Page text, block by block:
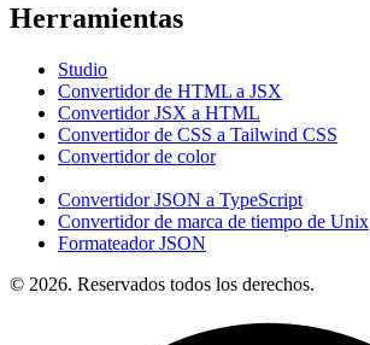
Herramientas
Studio
Convertidor de HTML a JSX
Convertidor JSX a HTML
Convertidor de CSS a Tailwind CSS
Convertidor de color
Convertidor JSON a TypeScript
Convertidor de marca de tiempo de Unix
Formateador JSON
© 2026. Reservados todos los derechos.